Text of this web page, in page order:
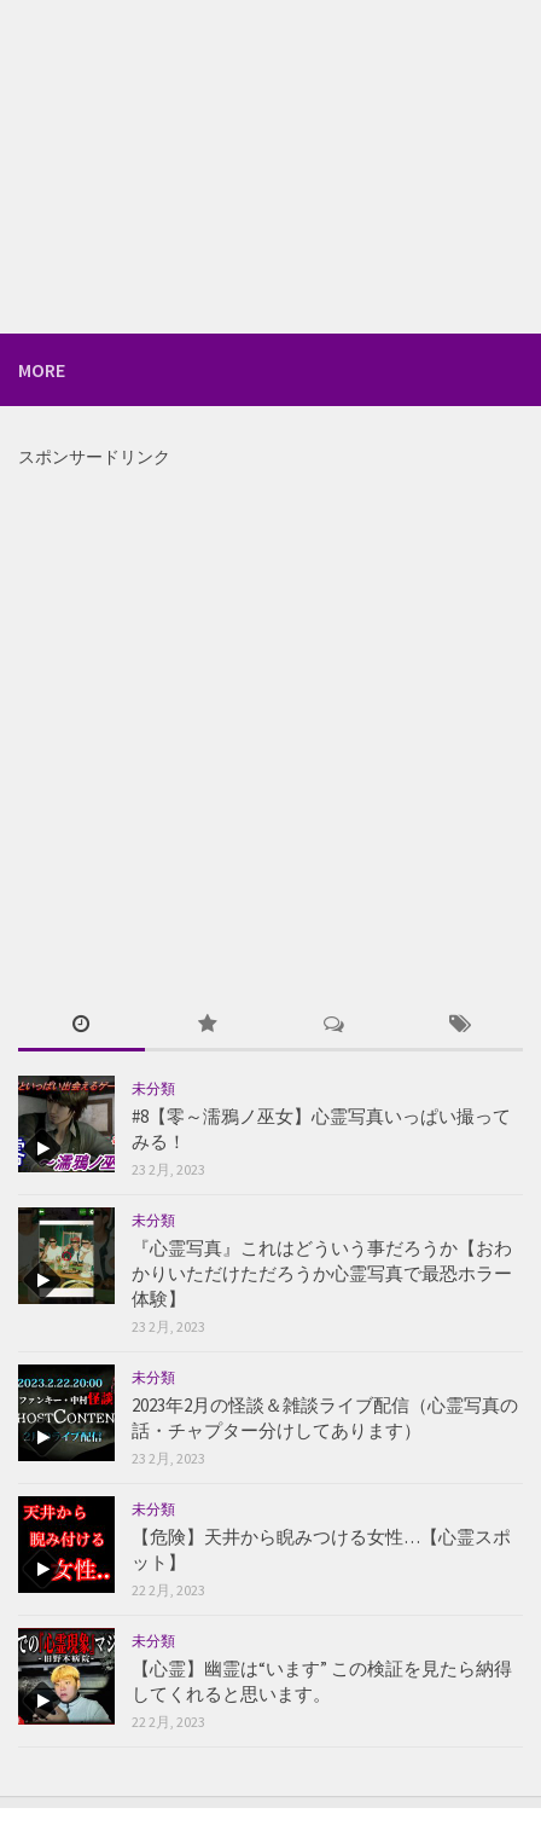
MORE
スポンサードリンク
未分類
#8【零～濡鴉ノ巫女】心霊写真いっぱい撮って
みる！
23 2月, 2023
未分類
『心霊写真』これはどういう事だろうか【おわ
かりいただけただろうか心霊写真で最恐ホラー
体験】
23 2月, 2023
未分類
2023年2月の怪談＆雑談ライブ配信（心霊写真の
話・チャプター分けしてあります）
23 2月, 2023
未分類
【危険】天井から睨みつける女性…【心霊スポ
ット】
22 2月, 2023
未分類
【心霊】幽霊は“います” この検証を見たら納得
してくれると思います。
22 2月, 2023